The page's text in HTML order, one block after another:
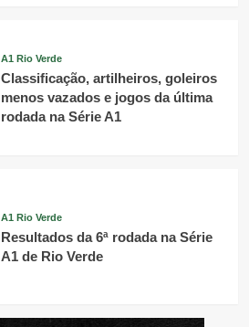
A1 Rio Verde
Classificação, artilheiros, goleiros
menos vazados e jogos da última
rodada na Série A1
A1 Rio Verde
Resultados da 6ª rodada na Série
A1 de Rio Verde